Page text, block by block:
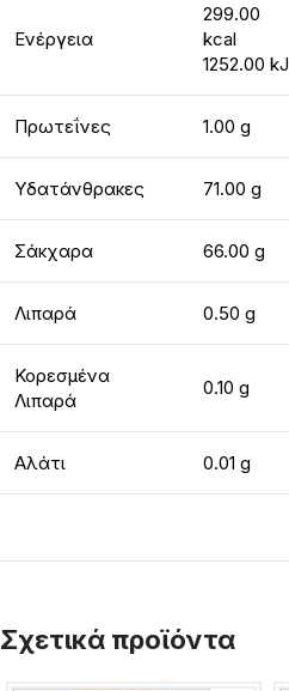
Ενέργεια
299.00
kcal
1252.00 kJ
Πρωτεΐνες 1.00 g
Υδατάνθρακες 71.00 g
Σάκχαρα 66.00 g
Λιπαρά 0.50 g
Κορεσμένα
Λιπαρά
0.10 g
Αλάτι 0.01 g
Σχετικά προϊόντα